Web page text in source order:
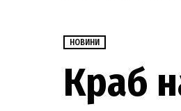
НОВИНИ
Краб